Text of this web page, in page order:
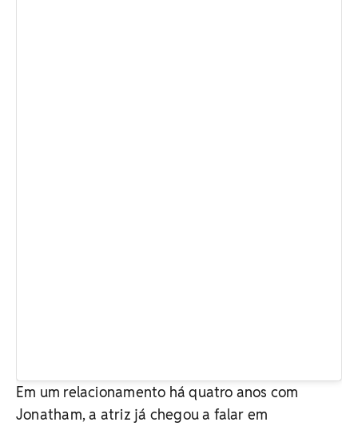
Em um relacionamento há quatro anos com
Jonatham, a atriz já chegou a falar em